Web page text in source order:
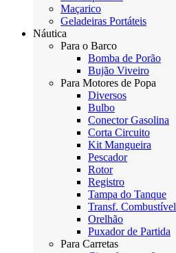
Maçarico
Geladeiras Portáteis
Náutica
Para o Barco
Bomba de Porão
Bujão Viveiro
Para Motores de Popa
Diversos
Bulbo
Conector Gasolina
Corta Circuito
Kit Mangueira
Pescador
Rotor
Registro
Tampa do Tanque
Transf. Combustível
Orelhão
Puxador de Partida
Para Carretas